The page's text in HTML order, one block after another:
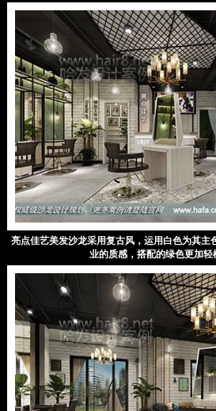
亮点佳艺美发沙龙采用复古风，运用白色为其主
业的质感，搭配的绿色更加轻